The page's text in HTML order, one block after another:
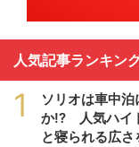
人気記事ランキン
1
ソリオは車中
か!? 人気ハイ
と寝られる広